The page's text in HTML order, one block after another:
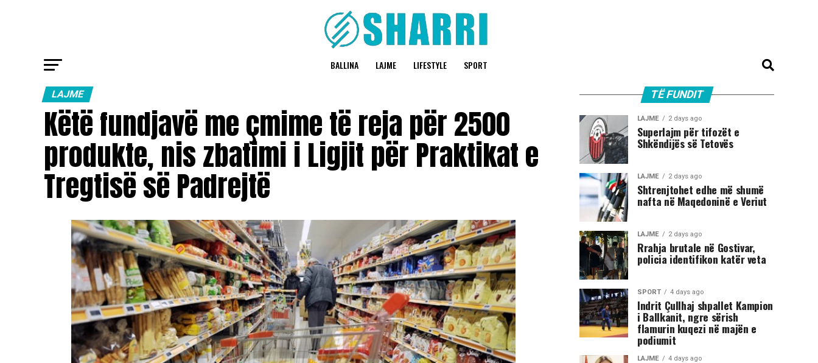
BALLINA LAJME LIFESTYLE SPORT
LAJME
Këtë fundjavë me çmime të reja për 2500
produkte, nis zbatimi i Ligjit për Praktikat e
Tregtisë së Padrejtë
TË FUNDIT
LAJME 2 days ago
Superlajm për tifozët e
Shkëndijës së Tetovës
LAJME 2 days ago
Shtrenjtohet edhe më shumë
nafta në Maqedoninë e Veriut
LAJME 2 days ago
Rrahja brutale në Gostivar,
policia identifikon katër veta
SPORT 4 days ago
Indrit Çullhaj shpallet Kampion
i Ballkanit, ngre sërish
flamurin kuqezi në majën e
podiumit
LAJME 4 days ago